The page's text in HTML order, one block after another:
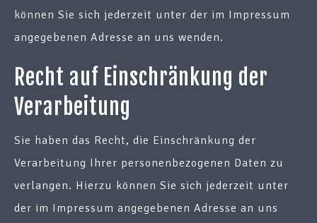
können Sie sich jederzeit unter der im Impressum
angegebenen Adresse an uns wenden.
Recht auf Einschränkung der
Verarbeitung
Sie haben das Recht, die Einschränkung der
Verarbeitung Ihrer personenbezogenen Daten zu
verlangen. Hierzu können Sie sich jederzeit unter
der im Impressum angegebenen Adresse an uns